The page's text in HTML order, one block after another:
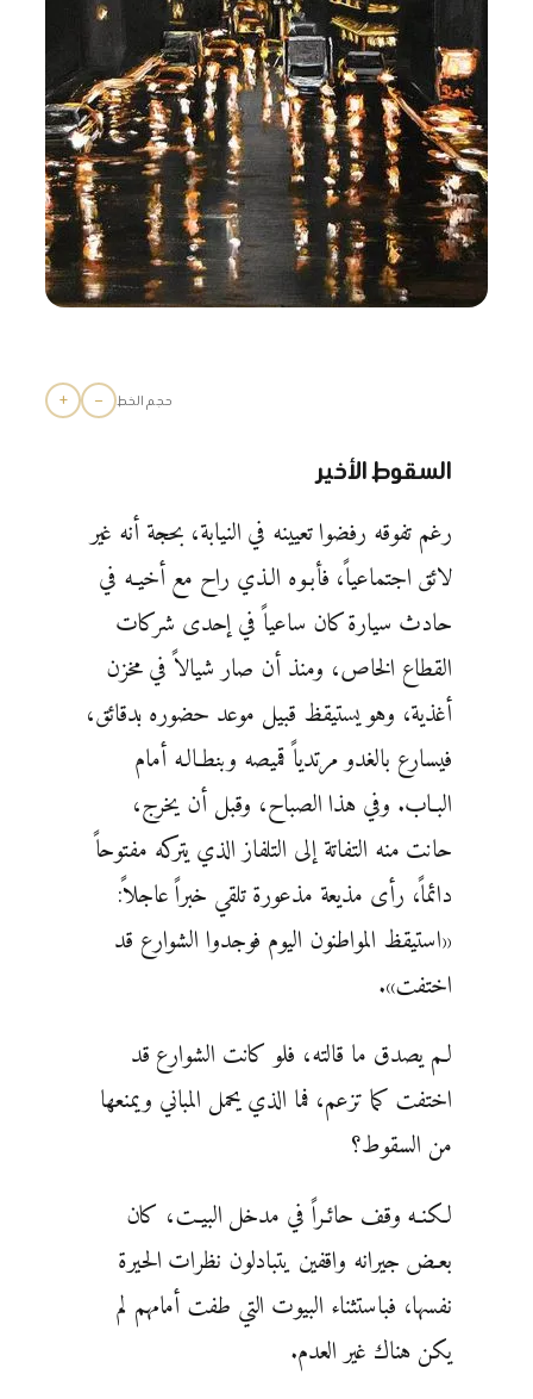
حجم الخط −
+
السقوط الأخير
رغم تفوقه رفضوا تعيينه في النيابة، بحجة أنه غير
لائق اجتماعياً، فأبـوه الـذي راح مع أخيـه في
حادث سيارة كان ساعياً في إحدى شركات
القطاع الخاص، ومنذ أن صار شيالاً في مخزن
أغذية، وهو يستيقظ قبيل موعد حضوره بدقائق،
فيسارع بالغدو مرتدياً قميصه وبنطـالـه أمام
البـاب. وفي هذا الصباح، وقبل أن يخرج،
حانت منه التفاتة إلى التلفاز الذي يتركه مفتوحاً
دائماً، رأى مذيعة مذعورة تلقي خبراً عاجلاً:
«استيقظ المواطنون اليوم فوجدوا الشوارع قد
اختفت».
لـم يصدق ما قالته، فلو كانت الشوارع قد
اختفت كما تزعم، فما الذي يحمل المباني ويمنعها
من السقوط؟
لكنـه وقف حائـراً في مدخل البيـت، كان
بعـض جيرانه واقفين يتبادلون نظرات الحيرة
نفسها، فباستثناء البيوت التي طفت أمامهم لم
يكن هناك غير العدم.